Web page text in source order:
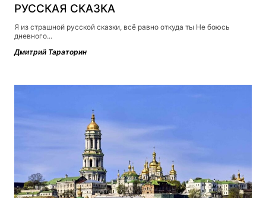
РУССКАЯ СКАЗКА
Я из страшной русской сказки, всё равно откуда ты Не боюсь
дневного...
Дмитрий Тараторин